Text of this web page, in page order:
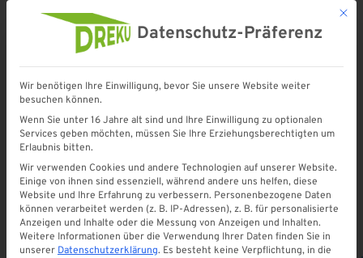
Kaltwintergarten |
Sommergarten
Mit
Datenschutz-Präferenz
Wir benötigen Ihre Einwilligung, bevor Sie unsere Website weiter
besuchen können.
Wenn Sie unter 16 Jahre alt sind und Ihre Einwilligung zu optionalen
Services geben möchten, müssen Sie Ihre Erziehungsberechtigten um
Erlaubnis bitten.
Wir verwenden Cookies und andere Technologien auf unserer Website.
Einige von ihnen sind essenziell, während andere uns helfen, diese
Website und Ihre Erfahrung zu verbessern. Personenbezogene Daten
können verarbeitet werden (z. B. IP-Adressen), z. B. für personalisierte
Anzeigen und Inhalte oder die Messung von Anzeigen und Inhalten.
Weitere Informationen über die Verwendung Ihrer Daten finden Sie in
unserer Datenschutzerklärung. Es besteht keine Verpflichtung, in die